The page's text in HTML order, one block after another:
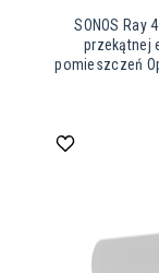
SONOS Ray
przekątnej
pomieszczeń